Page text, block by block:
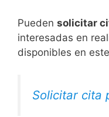
​Pueden solicitar
interesadas en
disponibles en
Solicitar cita